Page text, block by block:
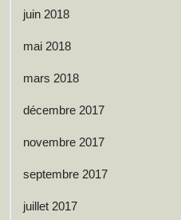
juin 2018
mai 2018
mars 2018
décembre 2017
novembre 2017
septembre 2017
juillet 2017